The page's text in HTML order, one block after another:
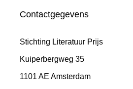
Contactgegevens
Stichting Literatuur Prijs
Kuiperbergweg 35
1101 AE Amsterdam